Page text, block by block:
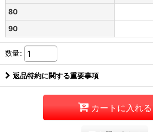
80
90
数量:
返品特約に関する重要事項
カートに入れる